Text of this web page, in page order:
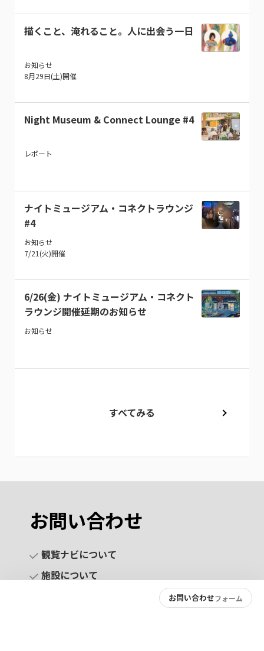
お問い合わせフォーム
描くこと、淹れること。人に出会う一日
お知らせ
8月29日(土)開催
Night Museum & Connect Lounge #4
レポート
ナイトミュージアム・コネクトラウンジ
#4
お知らせ
7/21(火)開催
6/26(金) ナイトミュージアム・コネクト
ラウンジ開催延期のお知らせ
お知らせ
すべてみる
お問い合わせ
観覧ナビについて
施設について